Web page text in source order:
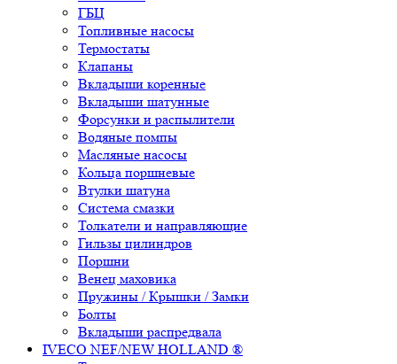
ГБЦ
Топливные насосы
Термостаты
Клапаны
Вкладыши коренные
Вкладыши шатунные
Форсунки и распылители
Водяные помпы
Масляные насосы
Кольца поршневые
Втулки шатуна
Система смазки
Толкатели и направляющие
Гильзы цилиндров
Поршни
Венец маховика
Пружины / Крышки / Замки
Болты
Вкладыши распредвала
IVECO NEF/NEW HOLLAND ®